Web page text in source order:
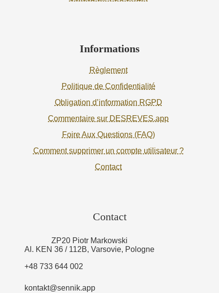
Informations
Règlement
Politique de Confidentialité
Obligation d’information RGPD
Commentaire sur DESREVES.app
Foire Aux Questions (FAQ)
Comment supprimer un compte utilisateur ?
Contact
Contact
ZP20 Piotr Markowski
Al. KEN 36 / 112B, Varsovie, Pologne
+48 733 644 002
kontakt@sennik.app